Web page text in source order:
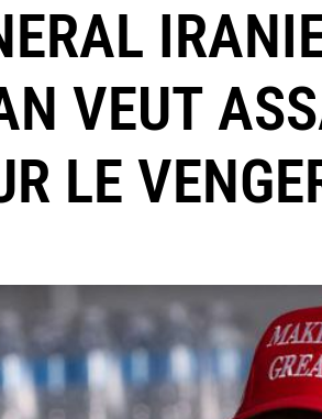
VEUT
LE